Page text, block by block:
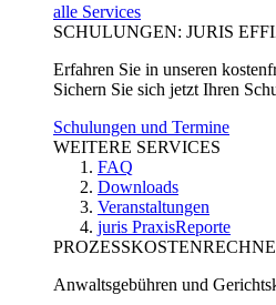
alle Services
SCHULUNGEN: JURIS
Erfahren Sie in unseren
Sichern Sie sich jetzt Ihren
Schulungen und Termine
WEITERE SERVICES
FAQ
Downloads
Veranstaltungen
juris PraxisReporte
Anwaltsgebühren und